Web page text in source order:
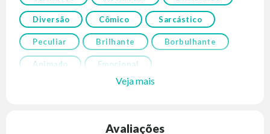
Diversão Cômico Sarcástico
Peculiar Brilhante Borbulhante
Animado Emocional
Veja mais
Avaliações